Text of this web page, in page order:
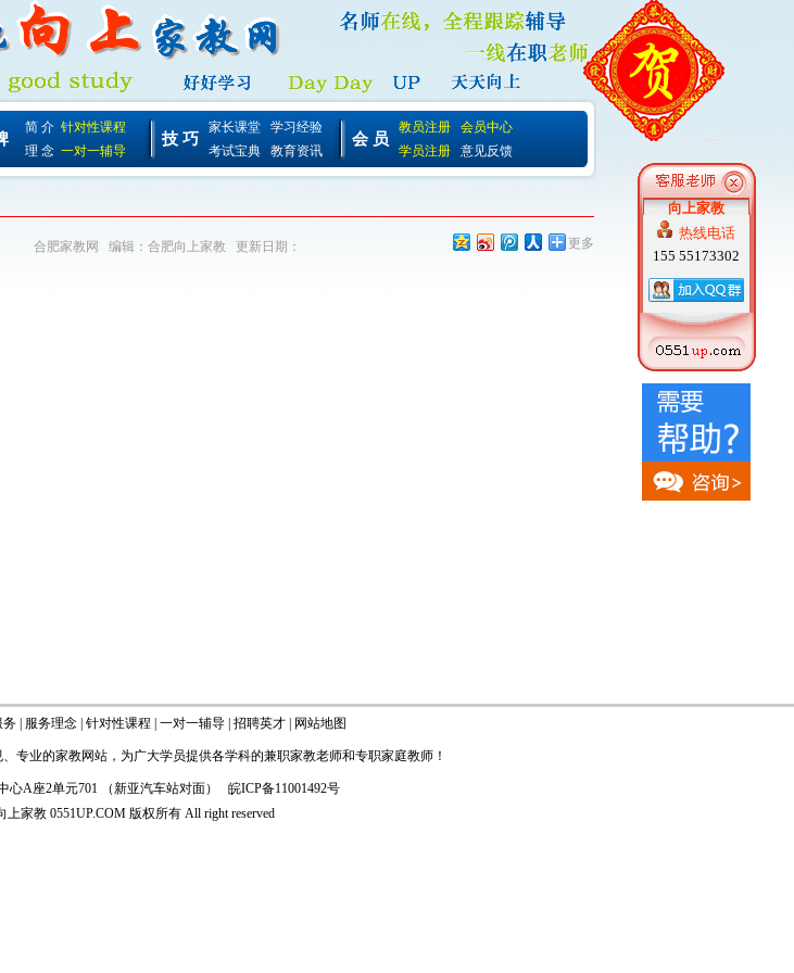
简 介 针对性课程
理 念 一对一辅导
技 巧
家长课堂
学习经验
考试宝典
教育资讯
会 员
教员注册
会员中心
学员注册
意见反馈
合肥家教网 编辑： 合肥向上家教 更新日期： 更多
务 服务理念 针对性课程 一对一辅导 招聘英才 网站地图
专业的家教网站 ，为广大学员提供各学科的兼职家教老师和专职家庭教师 ！
心A座2单元701 （新亚汽车站对面） 皖ICP备11001492号
上家教 0551UP.COM 版权所有 All right reserved
向上家教
热线电话
155 55173302